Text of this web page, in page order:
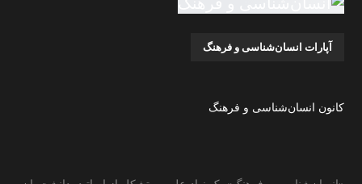
آپارات انسان‌شناسی و فرهنگ
کانون انسان‌شناسی و فرهنگ